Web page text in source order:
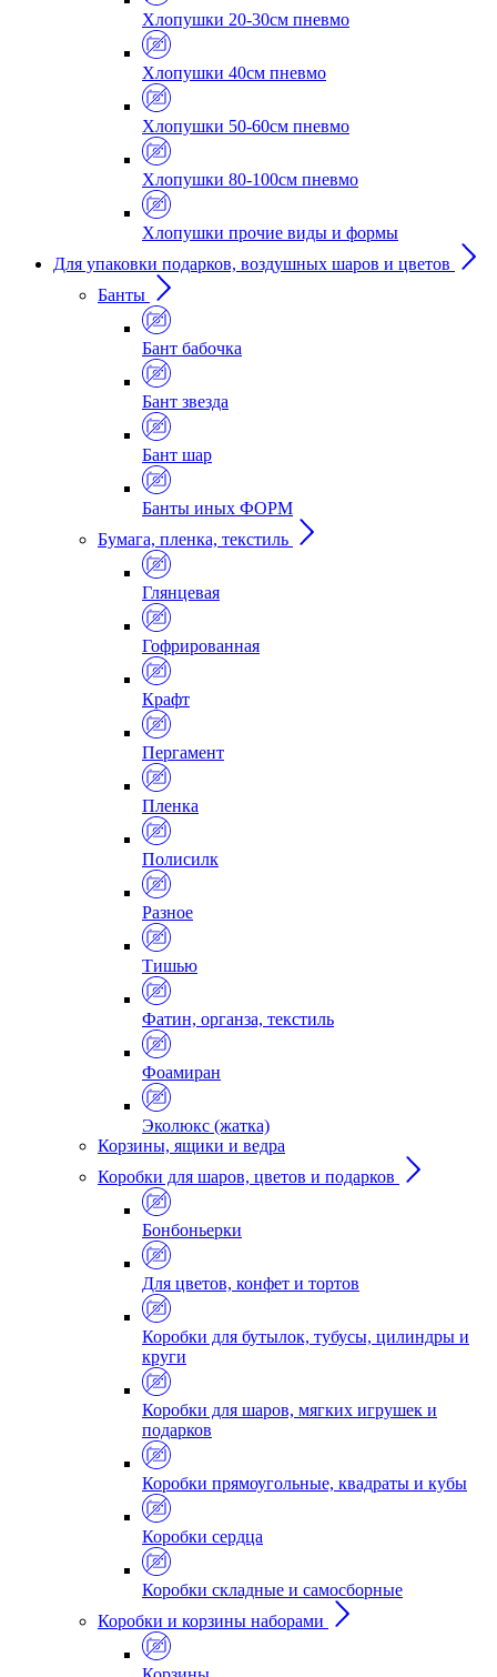
Хлопушки 20-30см пневмо
Хлопушки 40см пневмо
Хлопушки 50-60см пневмо
Хлопушки 80-100см пневмо
Хлопушки прочие виды и формы
Для упаковки подарков, воздушных шаров и цветов
Банты
Бант бабочка
Бант звезда
Бант шар
Банты иных ФОРМ
Бумага, пленка, текстиль
Глянцевая
Гофрированная
Крафт
Пергамент
Пленка
Полисилк
Разное
Тишью
Фатин, органза, текстиль
Фоамиран
Эколюкс (жатка)
Корзины, ящики и ведра
Коробки для шаров, цветов и подарков
Бонбоньерки
Для цветов, конфет и тортов
Коробки для бутылок, тубусы, цилиндры и
круги
Коробки для шаров, мягких игрушек и
подарков
Коробки прямоугольные, квадраты и кубы
Коробки сердца
Коробки складные и самосборные
Коробки и корзины наборами